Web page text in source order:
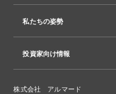
私たちの姿勢
投資家向け情報
株式会社 アルマード